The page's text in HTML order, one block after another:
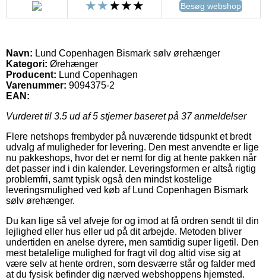
Besøg webshop
Navn: Lund Copenhagen Bismark sølv ørehænger
Kategori: Ørehænger
Producent: Lund Copenhagen
Varenummer: 9094375-2
EAN:
Vurderet til 3.5 ud af 5 stjerner baseret på 37anmeldelser
Flere netshops frembyder på nuværende tidspunkt et bredt
udvalg af muligheder for levering. Den mest anvendte er lige
nu pakkeshops, hvor det er nemt for dig at hente pakken når
det passer ind i din kalender. Leveringsformen er altså rigtig
problemfri, samt typisk også den mindst kostelige
leveringsmulighed ved køb af Lund Copenhagen Bismark
sølv ørehænger.
Du kan lige så vel afveje for og imod at få ordren sendt til din
lejlighed eller hus eller ud på dit arbejde. Metoden bliver
undertiden en anelse dyrere, men samtidig super ligetil. Den
mest betalelige mulighed for fragt vil dog altid vise sig at
være selv at hente ordren, som desværre står og falder med
at du fysisk befinder dig nærved webshoppens hjemsted.